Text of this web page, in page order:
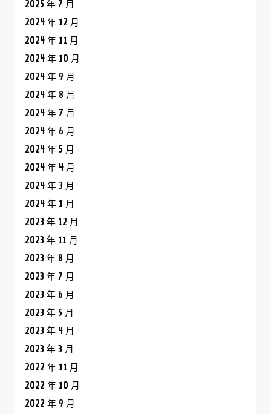
2025 年 7 月
2024 年 12 月
2024 年 11 月
2024 年 10 月
2024 年 9 月
2024 年 8 月
2024 年 7 月
2024 年 6 月
2024 年 5 月
2024 年 4 月
2024 年 3 月
2024 年 1 月
2023 年 12 月
2023 年 11 月
2023 年 8 月
2023 年 7 月
2023 年 6 月
2023 年 5 月
2023 年 4 月
2023 年 3 月
2022 年 11 月
2022 年 10 月
2022 年 9 月